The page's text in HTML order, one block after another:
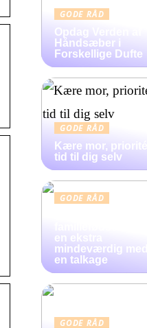
GODE RÅD
Opdag Verden af
Håndsæber i
Forskellige Dufte
GODE RÅD
Kære mor, prioritér
tid til dig selv
GODE RÅD
en ekstra
mindeværdig med
en talkage
GODE RÅD